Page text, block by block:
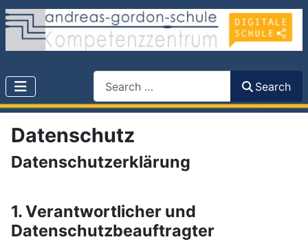
Search
Datenschutz
Datenschutzerklärung
1. Verantwortlicher und
Datenschutzbeauftragter